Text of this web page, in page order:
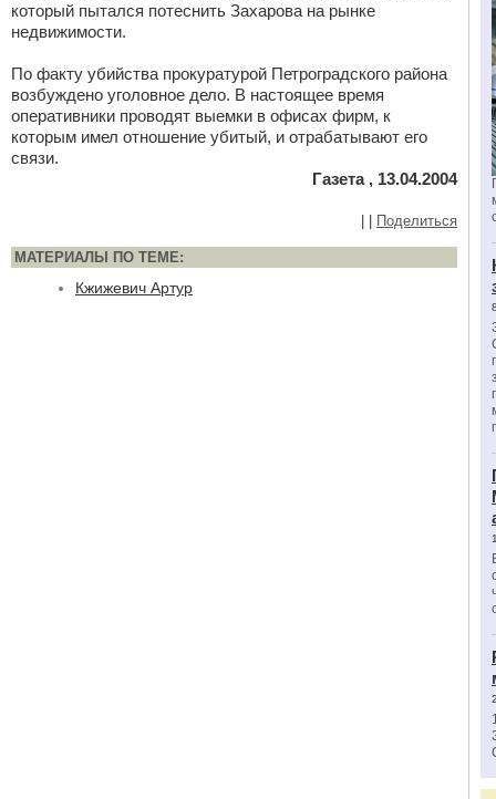
который пытался потеснить Захарова на рынке
недвижимости.
По факту убийства прокуратурой Петроградского района
возбуждено уголовное дело. В настоящее время
оперативники проводят выемки в офисах фирм, к
которым имел отношение убитый, и отрабатывают его
связи.
Газета , 13.04.2004
Поделиться
МАТЕРИАЛЫ ПО ТЕМЕ:
Кжижевич Артур